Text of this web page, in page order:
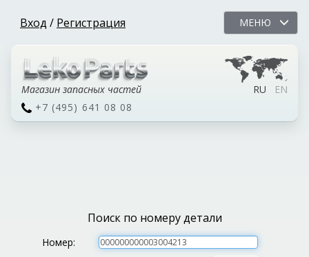
Вход / Регистрация МЕНЮ
Магазин запасных частей RU
EN
+7 (495) 641 08 08
Поиск по номеру детали
Номер: